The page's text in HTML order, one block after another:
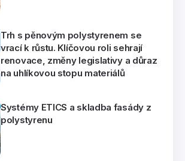
Trh s pěnovým polystyrenem se
vrací k růstu. Klíčovou roli sehrají
renovace, změny legislativy a důraz
na uhlíkovou stopu materiálů
Systémy ETICS a skladba fasády z
polystyrenu